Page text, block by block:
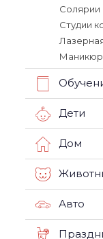
Солярии
Студии
Маникюр
Дети
Дом
Авто